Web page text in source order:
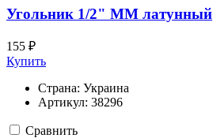
Угольник 1/2" ММ латунный
155 ₽
Купить
Страна: Украина
Артикул: 38296
Сравнить